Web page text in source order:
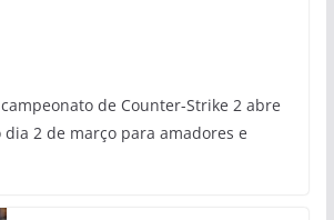
de Counter-Strike 2 abre
2 de março para amadores e